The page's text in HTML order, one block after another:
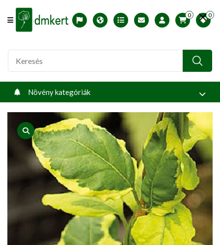
Offcanvas Menu Open
English version
Télállósági zónák
Nyomtatható ABC árjegyzék
Profilom
0 0
Növény kategóriák
product view